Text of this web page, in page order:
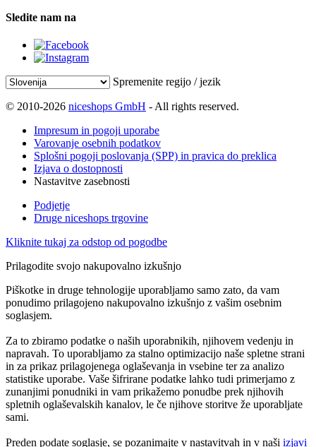
Sledite nam na
Spremenite regijo / jezik
© 2010-2026 niceshops GmbH - All rights reserved.
Impresum in pogoji uporabe
Varovanje osebnih podatkov
Splošni pogoji poslovanja (SPP) in pravica do preklica
Izjava o dostopnosti
Nastavitve zasebnosti
Podjetje
Druge niceshops trgovine
Kliknite tukaj za odstop od pogodbe
Prilagodite svojo nakupovalno izkušnjo
Piškotke in druge tehnologije uporabljamo samo zato, da vam
ponudimo prilagojeno nakupovalno izkušnjo z vašim osebnim
soglasjem.
Za to zbiramo podatke o naših uporabnikih, njihovem vedenju in
napravah. To uporabljamo za stalno optimizacijo naše spletne strani
in za prikaz prilagojenega oglaševanja in vsebine ter za analizo
statistike uporabe. Vaše šifrirane podatke lahko tudi primerjamo z
zunanjimi ponudniki in vam prikažemo ponudbe prek njihovih
spletnih oglaševalskih kanalov, le če njihove storitve že uporabljate
sami.
Preden podate soglasje, se pozanimajte v nastavitvah in v naši izjavi